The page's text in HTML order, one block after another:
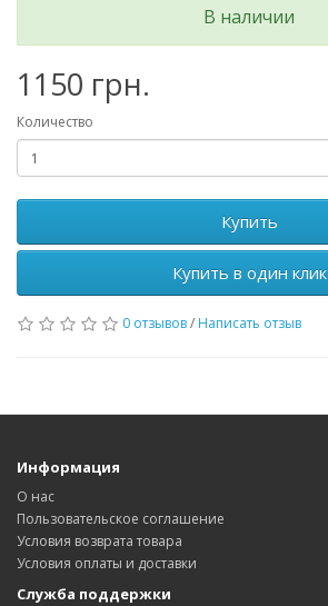
В наличии
1150 грн.
Количество
Купить
Купить в один клик
0 отзывов/ Написать отзыв
Информация
О нас
Пользовательское соглашение
Условия возврата товара
Условия оплаты и доставки
Служба поддержки